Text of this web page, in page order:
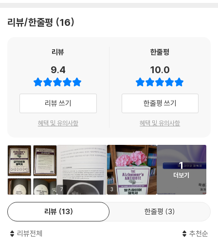
농산물
도저히 그런 식품을 구입할 수 없다면
3부 신경계가 건강하게 기능하도록 돕는 생활습관
17장 _ 운동의 중요성
운동을 할 수 없는 사람을 위한 조언
스트레스
수면
19장 _ 케톤을 생성하고 뇌가 ‘노폐물을 청소하게’ 하는 간헐적 단식
간헐적 단식 주의점!
4부 식습관과 생활습관을 뛰어넘는 성공 전략
떨어지는 것인데, 건강한 지방이 다시 식단에 등장하면 뇌 기능을 강화시
이제 뇌 건강에는 각자가 섭취하는 음식이 영양소보다 중요하고 많은 영향
을 미친다는 사실을 알게 되었다. 우리가 섭취하는 음식이 DNA와 상호작
용해 순간순간 유전자를 더 좋게, 혹은 더 나쁘게 발현시킨다. 결국 음식은
정보이며, 우리가 먹은 음식은 DNA에 지시를 내려 염증을 일으키거나, 체
내 독성물질을 제거하거나, 항산화제를 만드는 등 뇌 건강에 중요한 역할
설탕과 정제 탄수화물은 사실상 식탁에서 완전히 퇴출시키고 건강한 지방
을 식탁에 올려야 한다. 그래야 염증을 가라앉히고 뇌를 훼손시키는 독성
물질을 몸이 알아서 제거하고 항산화제를 더욱 많이 생산하도록 만든다.
뇌를 보호하도록 유전자 발현 패턴을 조절하는 것이다. 이런 유전 경로는
우리 모두에게 잠재해 있으며, 언제라도 뇌 기능을 보호하고 강화하며 복
구하는 작업을 수행할 준비가 되어 있다. 『알츠하이머 해독제』를 읽으면
유전자와 인지능력이 결정하는 운명을 스스로 통제할 아주 유용한 도구를
갖게 될 것이다.
다지 효과가 없었다. 하지만 희망은 있다. 『알츠하이머 해독제』는 분자 수
- 롭 울프 (『팔레오 솔루션』 저자)
알츠하이머는 그저 나이가 들면 누구나 앓는 질병이 아니며, 또 콜레스테
롤을 억제하는 약물만으로 관리 가능한 질병 역시 아님을 설명하고 있다.
알츠하이머는 식습관과 생활습관을 제대로 바꾸고 스스로 관리하면 증상
이 크게 개선되고, 나아가 발병 가능성까지 완전히 차단할 수도 있는 대사
자들에게 알려주는 방법을 훨씬 뛰어넘는, 전방위적이며 포괄적인 치료법
을 제시한다.
- 데이비드 M. 브래디 (『피브로 픽스』 저자, 브리지포트 대학교 영양학 연구소 소장)
에이미 버거는 점점 더 많은 사람이 앓고 있는 알츠하이머에 관해 새롭고
놀라운 견해를 제시한다. 나는 에이미 버거가 제안하는 자연 친화적인 치
료법이 기존의 주류 의학계에서 표준으로 삼고 있는 치료법보다 훨씬 치료
가능성이 높다고 생각한다. 『알츠하이머 해독제』는 정말로 굉장한 책이다.
리뷰/한줄평 16
리뷰
9.4
리뷰 쓰기
혜택 및 유의사항
한줄평
10.0
한줄평 쓰기
혜택 및 유의사항
7 3
1
더보기
리뷰 13 한줄평 3
리뷰전체 추천순